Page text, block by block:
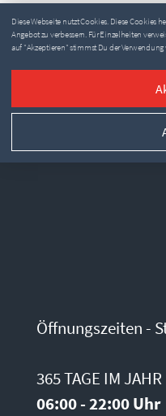
Diese Webseite nutzt Cookies. Diese Cookies
Angebot zu verbessern. Für Einzelheiten
auf "Akzeptieren" stimmst Du der Verwendung
Öffnungszeiten -
365 TAGE IM JAHR
06:00 - 22:00 Uhr